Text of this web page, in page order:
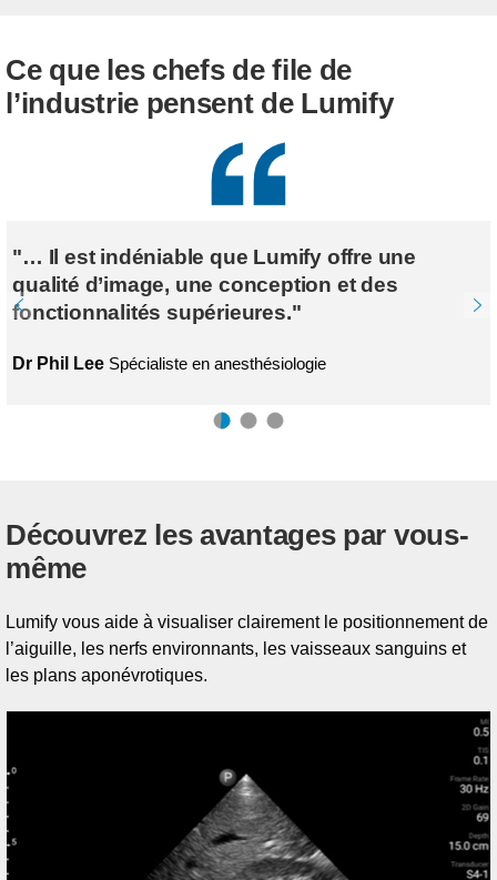
Ce que les chefs de file de
l’industrie pensent de Lumify
"… Il est indéniable que Lumify offre une
qualité d’image, une conception et des
fonctionnalités supérieures."
Dr Phil Lee Spécialiste en anesthésiologie
Découvrez les avantages par vous-
même
Lumify vous aide à visualiser clairement le positionnement de
l’aiguille, les nerfs environnants, les vaisseaux sanguins et
les plans aponévrotiques.